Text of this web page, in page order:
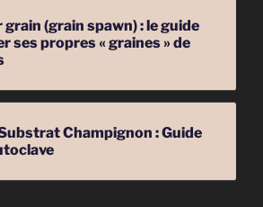
(grain spawn) : le guide
ses propres « graines » de
Champignon : Guide